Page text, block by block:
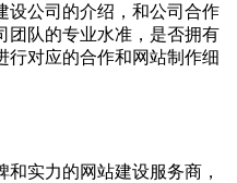
设公司的介绍，和公司合作
团队的专业水准，是否拥有
行对应的合作和网站制作细
实力的网站建设服务商，